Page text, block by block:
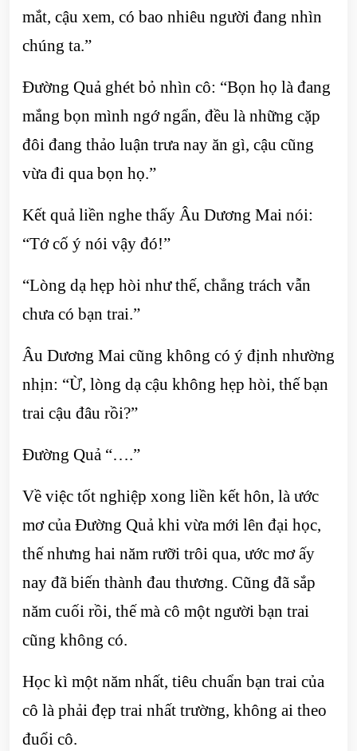
mắt, cậu xem, có bao nhiêu người đang nhìn
chúng ta.”
Đường Quả ghét bỏ nhìn cô: “Bọn họ là đang
mắng bọn mình ngớ ngẩn, đều là những cặp
đôi đang thảo luận trưa nay ăn gì, cậu cũng
vừa đi qua bọn họ.”
Kết quả liền nghe thấy Âu Dương Mai nói:
“Tớ cố ý nói vậy đó!”
“Lòng dạ hẹp hòi như thế, chẳng trách vẫn
chưa có bạn trai.”
Âu Dương Mai cũng không có ý định nhường
nhịn: “Ừ, lòng dạ cậu không hẹp hòi, thế bạn
trai cậu đâu rồi?”
Đường Quả “….”
Về việc tốt nghiệp xong liền kết hôn, là ước
mơ của Đường Quả khi vừa mới lên đại học,
thế nhưng hai năm rưỡi trôi qua, ước mơ ấy
nay đã biến thành đau thương. Cũng đã sắp
năm cuối rồi, thế mà cô một người bạn trai
cũng không có.
Học kì một năm nhất, tiêu chuẩn bạn trai của
cô là phải đẹp trai nhất trường, không ai theo
đuổi cô.